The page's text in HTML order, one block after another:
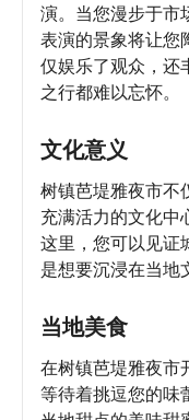
演。当您漫步于市
表演的景象将让您
仅娱乐了观众，还
之行都难以忘怀。
文化意义
树镇芭堤雅夜市不
充满活力的文化中
这里，您可以见证
是想要沉浸在当地
当地美食
在树镇芭堤雅夜市
等待着挑逗您的味